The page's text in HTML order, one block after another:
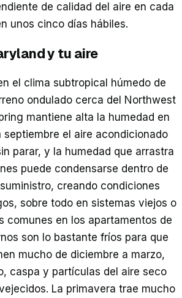
de calidad del aire en cada
unos cinco días hábiles.
y tu aire
el clima subtropical húmedo de
ondulado cerca del Northwest
mantiene alta la humedad en
septiembre el aire acondicionado
parar, y la humedad que arrastra
puede condensarse dentro de
creando condiciones
sobre todo en sistemas viejos o
comunes en los apartamentos de
son lo bastante fríos para que
mucho de diciembre a marzo,
caspa y partículas del aire seco
La primavera trae mucho